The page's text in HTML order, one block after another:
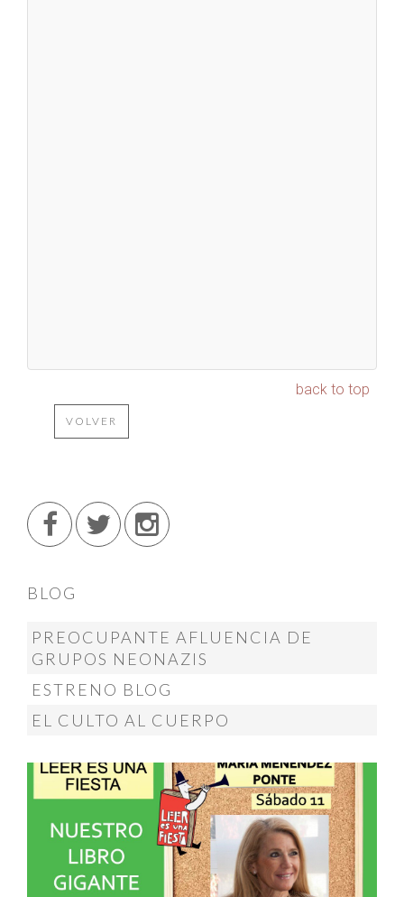
back to top
VOLVER
BLOG
PREOCUPANTE AFLUENCIA DE
GRUPOS NEONAZIS
ESTRENO BLOG
EL CULTO AL CUERPO
@menendez_ponte